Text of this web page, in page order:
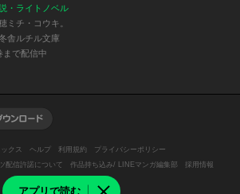
アプリで読む
・ライトノベル
ミチ・コウキ。
舎ルチル文庫
まで配信中
クス ヘルプ 利用規約
プライバシーポリシー
配信許諾について 作品持ち込み/ LINEマンガ編集部
採用情報